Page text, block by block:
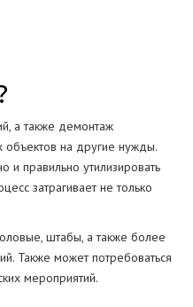
а также демонтаж
объектов на другие нужды.
и правильно утилизировать
затрагивает не только
штабы, а также более
Также может потребоваться
мероприятий.